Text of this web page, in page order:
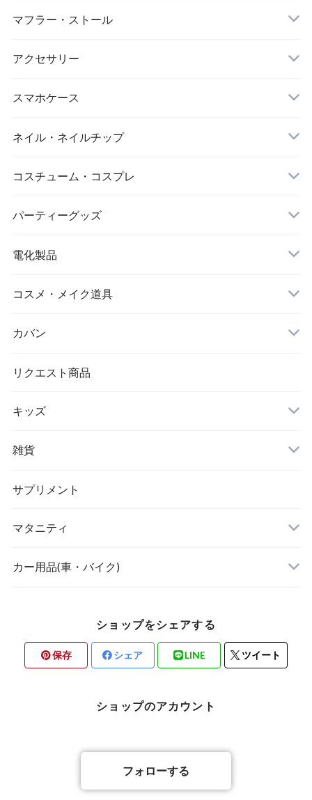
レギンス・スパッツ
スポーツウェアセット
リップ・唇
マスク
ダイエット
アイマスク
靴下・ソックス
シワ取りテープ
レッグウォーマー
マフラー・ストール
大判ストール
アクセサリー
キーホルダー
スマホケース
iPhone
ネイル・ネイルチップ
コスチューム・コスプレ
クリスマス
パーティーグッズ
電化製品
ドローン
コスメ・メイク道具
メイクブラシ
シワ取りテープ
カバン
トートバッグ
リュック
クラッチバッグ
リクエスト商品
キッズ
アウター(女の子)
ボディケア・スキンケア
雑貨
POETIC
キッチングッズ
素材・ハンドメイド
サプリメント
マタニティ
トップス
カー用品(車・バイク)
ショップをシェアする
保存 シェア LINE ツイート
ショップのアカウント
フォローする